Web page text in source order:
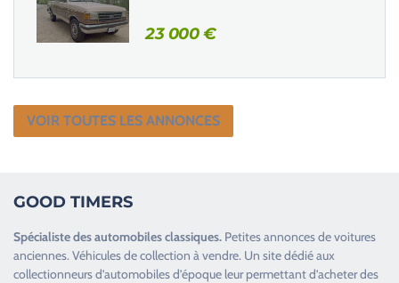
23 000€
VOIR TOUTES LES ANNONCES
GOOD TIMERS
Spécialiste desautomobiles classiques. Petites annonces devoitures
anciennes.Véhicules de collection à vendre. Un site dédié aux
collectionneurs d’automobiles d’époque leur permettant d’acheter des